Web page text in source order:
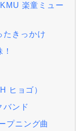
楽童ミュー
たきっかけ
ヒョゴ）
バンド
プニング曲